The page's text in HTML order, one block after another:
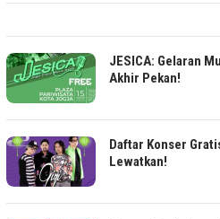
JESICA: Gelaran
Akhir Pekan!
Daftar Konser
Lewatkan!